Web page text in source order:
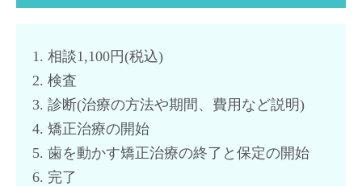
1. 相談1,100円(税込)
2. 検査
3. 診断(治療の方法や期間、費用など説明)
4. 矯正治療の開始
5. 歯を動かす矯正治療の終了と保定の開始
6. 完了